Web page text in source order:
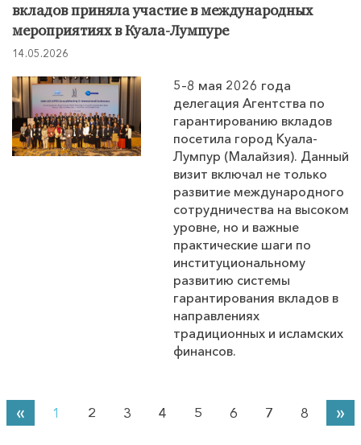
вкладов приняла участие в международных
мероприятиях в Куала-Лумпуре
14.05.2026
5–8 мая 2026 года
делегация Агентства по
гарантированию вкладов
посетила город Куала-
Лумпур (Малайзия). Данный
визит включал не только
развитие международного
сотрудничества на высоком
уровне, но и важные
практические шаги по
институциональному
развитию системы
гарантирования вкладов в
направлениях
традиционных и исламских
финансов.
« 1 2 3 4 5 6 7 8 »